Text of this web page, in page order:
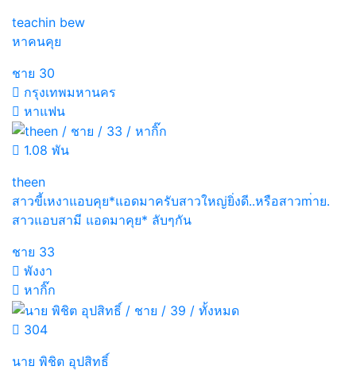
teachin bew
หาคนคุย
ชาย 30
กรุงเทพมหานคร
หาแฟน
1.08 พัน
theen
สาวขี้เหงาแอบคุย*แอดมาครับสาวใหญ่ยิ่งดี..หรือสาวm่าย.
สาวแอบสามี แอดมาคุย* ลับๆกัน
ชาย 33
พังงา
หากิ๊ก
304
นาย พิชิต อุปสิทธิ์